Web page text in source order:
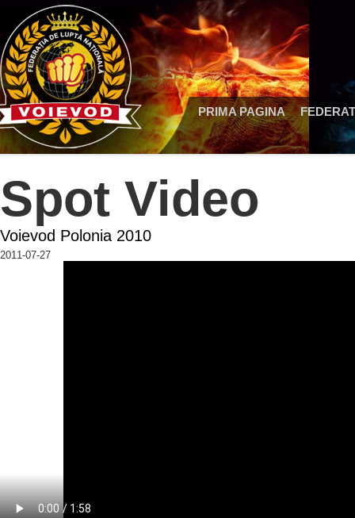
PRIMA PAGINA
Spot Video
Voievod Polonia 2010
2011-07-27